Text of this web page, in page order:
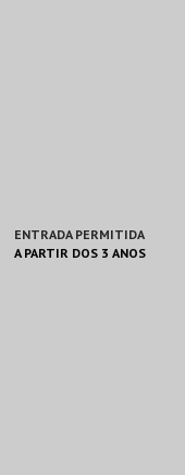
ENTRADA PERMITIDA
A PARTIR DOS 3 ANOS